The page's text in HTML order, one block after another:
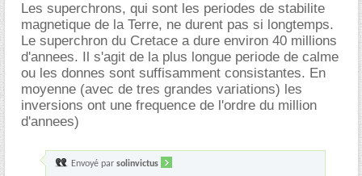
Les superchrons, qui sont les periodes de stabilite
magnetique de la Terre, ne durent pas si longtemps.
Le superchron du Cretace a dure environ 40 millions
d'annees. Il s'agit de la plus longue periode de calme
ou les donnes sont suffisamment consistantes. En
moyenne (avec de tres grandes variations) les
inversions ont une frequence de l'ordre du million
d'annees)
Envoyé par solinvictus